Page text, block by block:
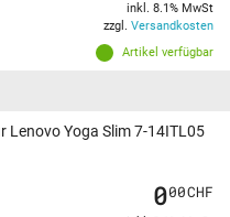
Artikel verfügbar
inkl. 8.1% MwSt
zzgl. Versandkosten
Yoga Slim 7-14ITL05
000CHF